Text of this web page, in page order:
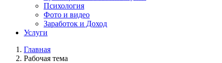
Психология
Фото и видео
Заработок и Доход
Услуги
Главная
Рабочая тема